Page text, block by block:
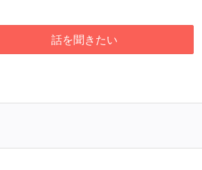
話を聞きたい